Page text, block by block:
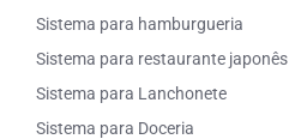
Sistema para hamburgueria
Sistema para restaurante japonês
Sistema para Lanchonete
Sistema para Doceria